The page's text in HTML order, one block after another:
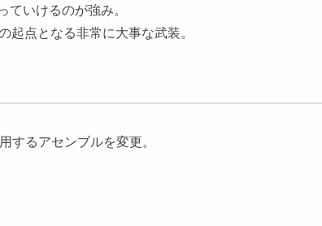
ていけるのが強み。
起点となる非常に大事な武装。
するアセンブルを変更。